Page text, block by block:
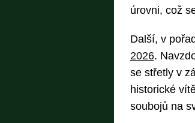
úrovni, což
Další, v
2026.
se střetly v
historické
soubojů na